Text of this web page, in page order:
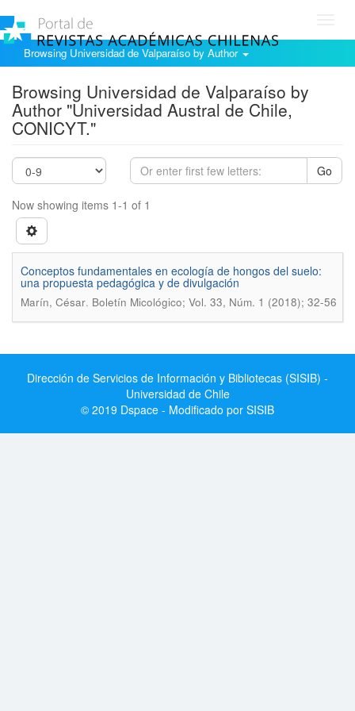
Browsing Universidad de Valparaíso by Author
Browsing Universidad de Valparaíso by
Author "Universidad Austral de Chile,
CONICYT."
Go
Now showing items 1-1 of 1
Conceptos fundamentales en ecología de hongos del suelo:
una propuesta pedagógica y de divulgación
Marín, César. Boletín Micológico; Vol. 33, Núm. 1 (2018); 32-56
Dirección de Servicios de Información y Bibliotecas (SISIB) -
Universidad de Chile
© 2019 Dspace - Modificado por SISIB